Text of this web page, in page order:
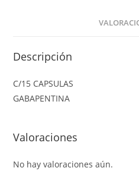
Descripción
C/15 CAPSULAS
GABAPENTINA
Valoraciones
No hay valoraciones aún.